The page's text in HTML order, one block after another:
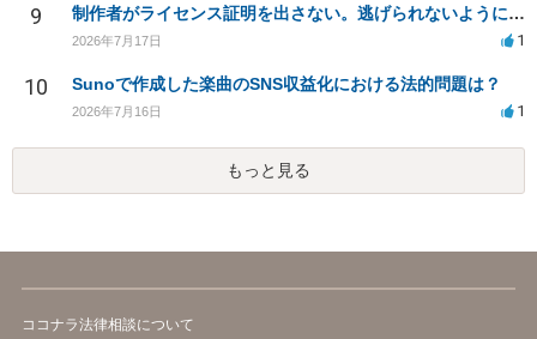
9 制作者がライセンス証明を出さない。逃げられないように、今すぐ法的に何をすべきか
2026年7月17日 1
10 Sunoで作成した楽曲のSNS収益化における法的問題は？
2026年7月16日 1
もっと見る
ココナラ法律相談について